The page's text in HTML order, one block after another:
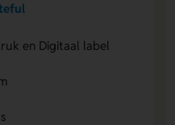
en Digitaal label